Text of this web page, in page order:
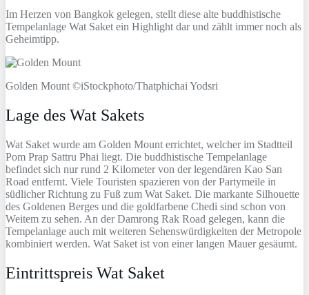
Im Herzen von Bangkok gelegen, stellt diese alte buddhistische
Tempelanlage Wat Saket ein Highlight dar und zählt immer noch als
Geheimtipp.
Golden Mount ©iStockphoto/Thatphichai Yodsri
Lage des Wat Sakets
Wat Saket wurde am Golden Mount errichtet, welcher im Stadtteil
Pom Prap Sattru Phai liegt. Die buddhistische Tempelanlage
befindet sich nur rund 2 Kilometer von der legendären Kao San
Road entfernt. Viele Touristen spazieren von der Partymeile in
südlicher Richtung zu Fuß zum Wat Saket. Die markante Silhouette
des Goldenen Berges und die goldfarbene Chedi sind schon von
Weitem zu sehen. An der Damrong Rak Road gelegen, kann die
Tempelanlage auch mit weiteren Sehenswürdigkeiten der Metropole
kombiniert werden. Wat Saket ist von einer langen Mauer gesäumt.
Eintrittspreis Wat Saket